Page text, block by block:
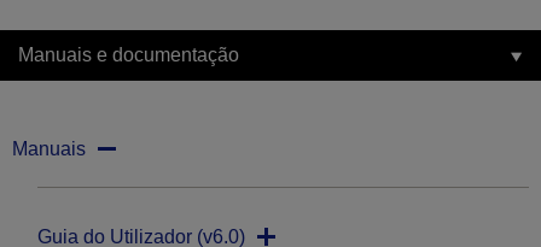
Manuais e documentação
Manuais
Guia do Utilizador (v6.0)